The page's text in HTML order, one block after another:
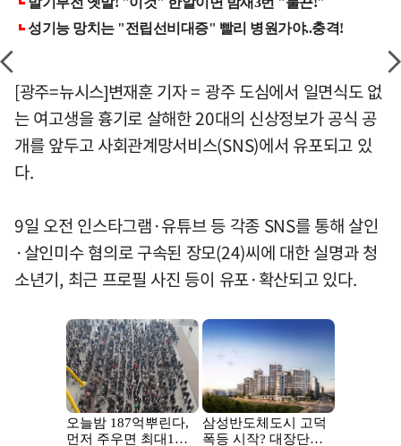
[광주=뉴시스]변재훈 기자 = 광주 도심에서 일면식도 없
는 여고생을 흉기로 살해한 20대의 신상정보가 공식 공
개를 앞두고 사회관계망서비스(SNS)에서 유포되고 있
다.
9일 오전 인스타그램·유튜브 등 각종 SNS를 통해 살인
·살인미수 혐의로 구속된 장모(24)씨에 대한 실명과 청
소년기, 최근 프로필 사진 등이 유포·확산되고 있다.